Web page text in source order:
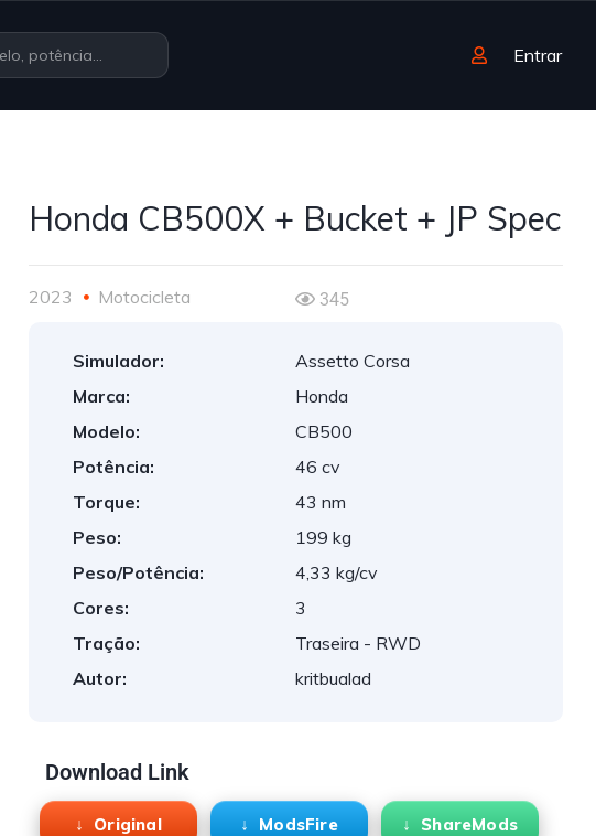
Entrar
Honda CB500X + Bucket + JP Spec
2023 Motocicleta 345
Simulador:
Assetto Corsa
Marca:
Honda
Modelo:
CB500
Potência:
46 cv
Torque:
43 nm
Peso:
199 kg
Peso/Potência:
4,33 kg/cv
Cores:
3
Tração:
Traseira - RWD
Autor:
kritbualad
Download Link
Original ModsFire ShareMods